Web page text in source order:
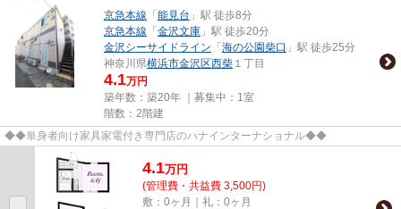
京急本線 「 能見台 」駅 徒歩8分
京急本線 「 金沢文庫 」駅 徒歩20分
金沢シーサイドライン 「 海の公園柴口 」駅 徒歩25分
神奈川県横浜市金沢区西柴 １丁目
4.1万円
築年数：築20年 ｜募集中： 1室
階数：2階建
◆◆単身者向け家具家電付き専門店のハナインターナショナル◆◆
4.1万円
(管理費・共益費 3,500円)
敷：0ヶ月｜礼：0ヶ月